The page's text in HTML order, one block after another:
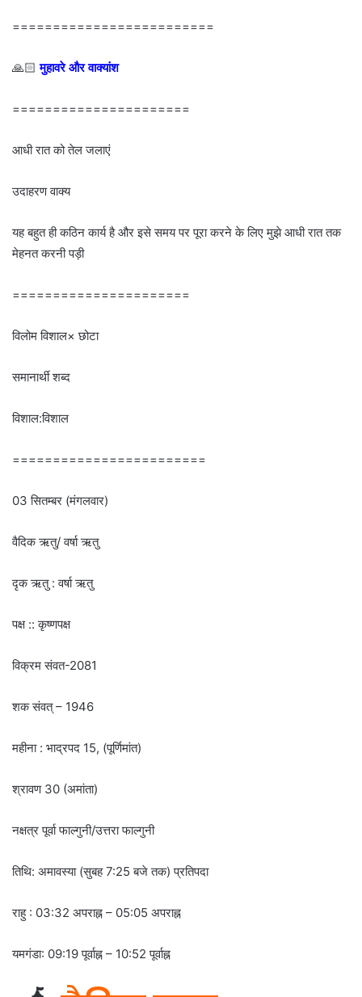
=========================
🙏🏻मुहावरे और वाक्यांश
======================
आधी रात को तेल जलाएं
उदाहरण वाक्य
यह बहुत ही कठिन कार्य है और इसे समय पर पूरा करने के लिए मुझे आधी रात तक
मेहनत करनी पड़ी
======================
विलोम विशाल× छोटा
समानार्थी शब्द
विशाल:विशाल
========================
03 सितम्बर (मंगलवार)
वैदिक ऋतु/ वर्षा ऋतु
दृक ऋतु : वर्षा ऋतु
पक्ष :: कृष्णपक्ष
विक्रम संवत-2081
शक संवत् – 1946
महीना : भाद्रपद 15, (पूर्णिमांत)
श्रावण 30 (अमांता)
नक्षत्र पूर्वा फाल्गुनी/उत्तरा फाल्गुनी
तिथि: अमावस्या (सुबह 7:25 बजे तक) प्रतिपदा
राहु : 03:32 अपराह्न – 05:05 अपराह्न
यमगंडा: 09:19 पूर्वाह्न – 10:52 पूर्वाह्न